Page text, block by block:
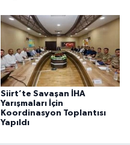
Siirt’te Savaşan İHA
Yarışmaları İçin
Koordinasyon Toplantısı
Yapıldı